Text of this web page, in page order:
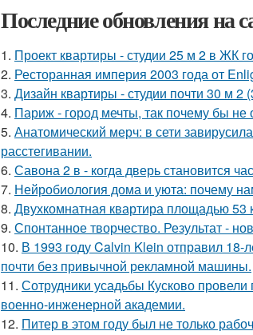
Последние обновления на
1. Проект квартиры - студии 25 м 2 в ЖК
2. Ресторанная империя 2003 года от
3. Дизайн квартиры - студии почти 30 м
4. Париж - город мечты, так почему бы не
5. Анатомический мерч: в сети
расстегивании.
6. Савона 2 в - когда дверь становится
7. Нейробиология дома и уюта: почему
8. Двухкомнатная квартира площадью 53
9. Спонтанное творчество. Результат -
10. В 1993 году Calvin Klein отправил 18-
почти без привычной рекламной машины.
11. Сотрудники усадьбы Кусково провели
военно-инженерной академии.
12. Питер в этом году был не только